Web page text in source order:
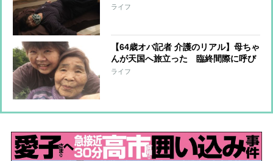
に異変
ライフ
【64歳オバ記者 介護のリアル】母ちゃ
んが天国へ旅立った 臨終間際に呼び
かけた「いづまでも寝でんじゃね。じ
ライフ